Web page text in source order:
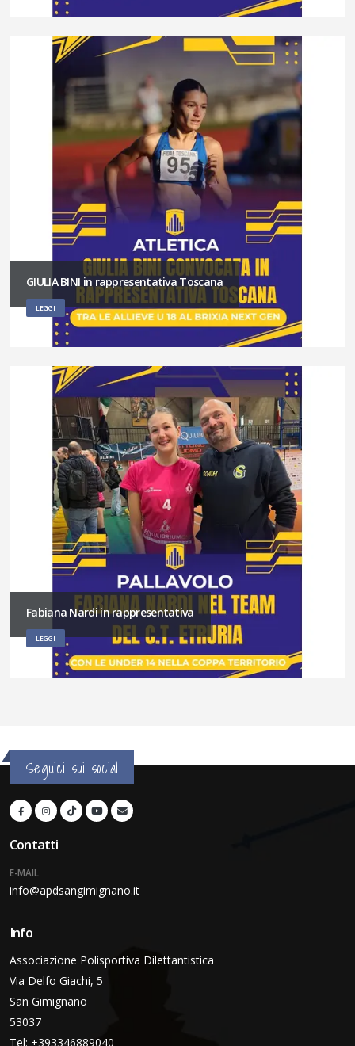
GIULIA BINI in rappresentativa Toscana
LEGGI
Fabiana Nardi in rappresentativa
LEGGI
Seguici sui social
Contatti
E-MAIL
info@apdsangimignano.it
Info
Associazione Polisportiva Dilettantistica
Via Delfo Giachi, 5
San Gimignano
53037
Tel: +393346889040